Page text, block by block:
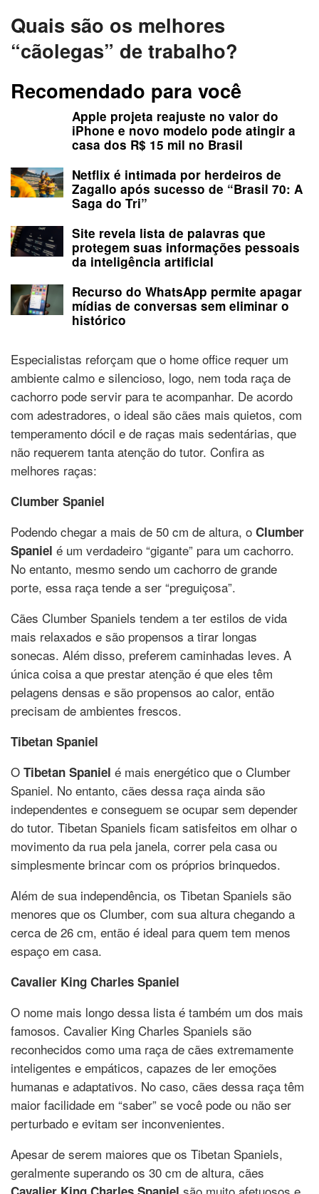
Quais são os melhores
“cãolegas” de trabalho?
Recomendado para você
Apple projeta reajuste no valor do
iPhone e novo modelo pode atingir a
casa dos R$ 15 mil no Brasil
Netflix é intimada por herdeiros de
Zagallo após sucesso de “Brasil 70: A
Saga do Tri”
Site revela lista de palavras que
protegem suas informações pessoais
da inteligência artificial
Recurso do WhatsApp permite apagar
mídias de conversas sem eliminar o
histórico
Especialistas reforçam que o home office requer um
ambiente calmo e silencioso, logo, nem toda raça de
cachorro pode servir para te acompanhar. De acordo
com adestradores, o ideal são cães mais quietos, com
temperamento dócil e de raças mais sedentárias, que
não requerem tanta atenção do tutor. Confira as
melhores raças:
Clumber Spaniel
Podendo chegar a mais de 50 cm de altura, o Clumber
Spaniel é um verdadeiro “gigante” para um cachorro.
No entanto, mesmo sendo um cachorro de grande
porte, essa raça tende a ser “preguiçosa”.
Cães Clumber Spaniels tendem a ter estilos de vida
mais relaxados e são propensos a tirar longas
sonecas. Além disso, preferem caminhadas leves. A
única coisa a que prestar atenção é que eles têm
pelagens densas e são propensos ao calor, então
precisam de ambientes frescos.
Tibetan Spaniel
O Tibetan Spaniel é mais energético que o Clumber
Spaniel. No entanto, cães dessa raça ainda são
independentes e conseguem se ocupar sem depender
do tutor. Tibetan Spaniels ficam satisfeitos em olhar o
movimento da rua pela janela, correr pela casa ou
simplesmente brincar com os próprios brinquedos.
Além de sua independência, os Tibetan Spaniels são
menores que os Clumber, com sua altura chegando a
cerca de 26 cm, então é ideal para quem tem menos
espaço em casa.
Cavalier King Charles Spaniel
O nome mais longo dessa lista é também um dos mais
famosos. Cavalier King Charles Spaniels são
reconhecidos como uma raça de cães extremamente
inteligentes e empáticos, capazes de ler emoções
humanas e adaptativos. No caso, cães dessa raça têm
maior facilidade em “saber” se você pode ou não ser
perturbado e evitam ser inconvenientes.
Apesar de serem maiores que os Tibetan Spaniels,
geralmente superando os 30 cm de altura, cães